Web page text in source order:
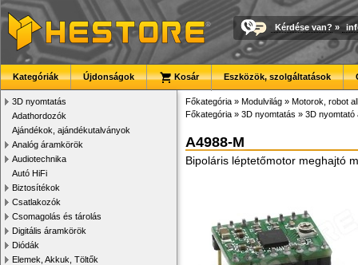
Kérdése van? »
Kategóriák Újdonságok Kosár Eszközök, szolgáltatások
3D nyomtatás
Adathordozók
Ajándékok, ajándékutalványok
Analóg áramkörök
Audiotechnika
Autó HiFi
Biztosítékok
Csatlakozók
Csomagolás és tárolás
Digitális áramkörök
Diódák
Elemek, Akkuk, Töltők
Főkategória » Modulvilág » Motorok, robot
Főkategória » 3D nyomtatás » 3D nyomtató
A4988-M
Bipoláris léptetőmotor meghajtó